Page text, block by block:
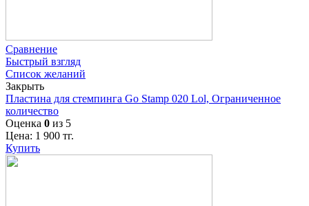
Сравнение
Быстрый взгляд
Список желаний
Закрыть
Пластина для стемпинга Go Stamp 020 Lol, Ограниченное
количество
Оценка 0 из 5
Цена: 1 900 тг.
Купить